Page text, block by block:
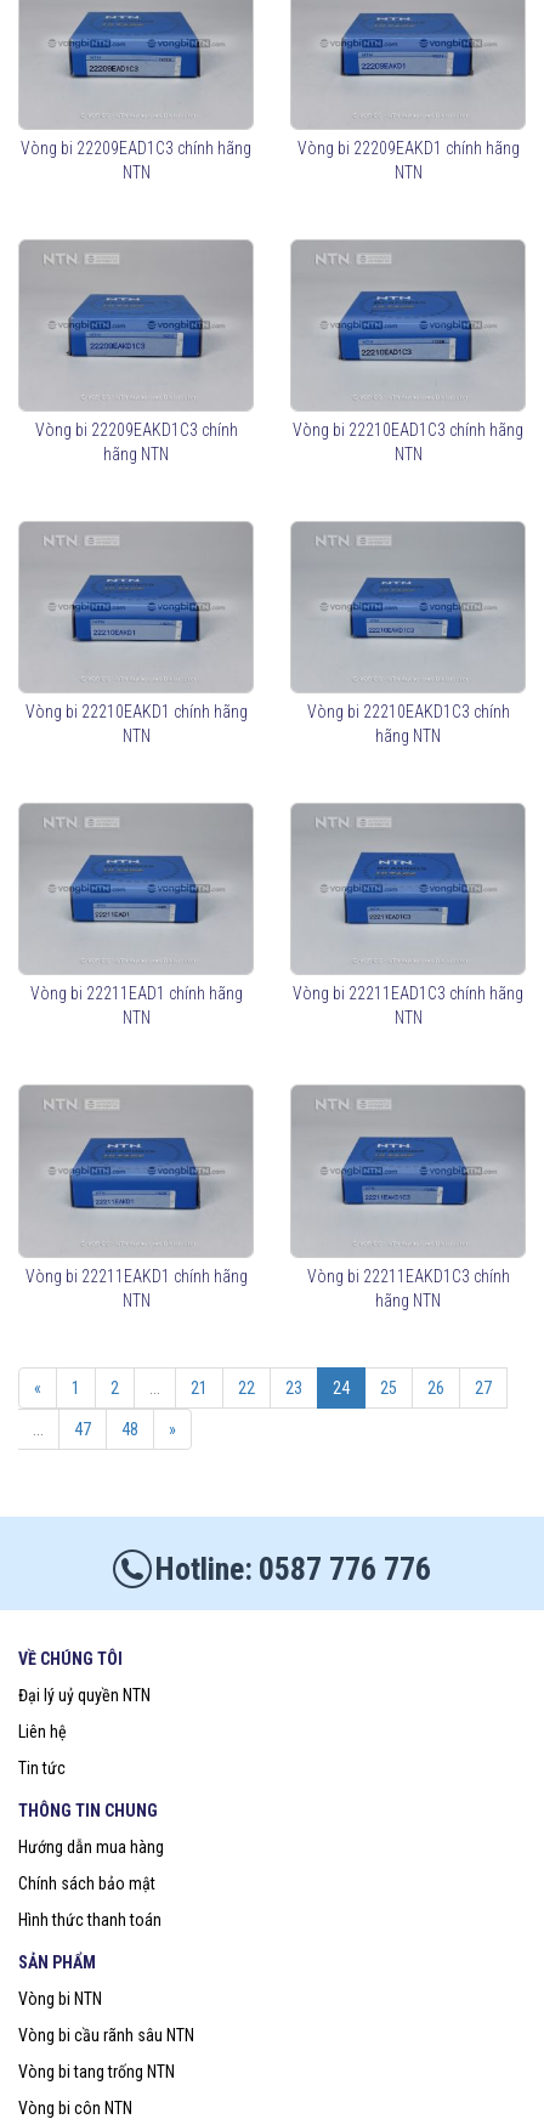
Vòng bi 22209EAD1C3 chính hãng
NTN
Vòng bi 22209EAKD1 chính hãng
NTN
Vòng bi 22209EAKD1C3 chính
hãng NTN
Vòng bi 22210EAD1C3 chính hãng
NTN
Vòng bi 22210EAKD1 chính hãng
NTN
Vòng bi 22210EAKD1C3 chính
hãng NTN
Vòng bi 22211EAD1 chính hãng
NTN
Vòng bi 22211EAD1C3 chính hãng
NTN
Vòng bi 22211EAKD1 chính hãng
NTN
Vòng bi 22211EAKD1C3 chính
hãng NTN
« 1 2 21 22 23 24 25 26 27
47 48 »
0587 776 776
VỀ CHÚNG TÔI
Đại lý uỷ quyền NTN
Liên hệ
Tin tức
THÔNG TIN CHUNG
Hướng dẫn mua hàng
Chính sách bảo mật
Hình thức thanh toán
SẢN PHẨM
Vòng bi NTN
Vòng bi cầu rãnh sâu NTN
Vòng bi tang trống NTN
Vòng bi côn NTN